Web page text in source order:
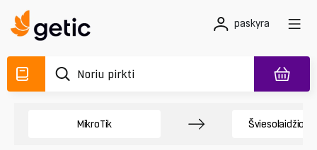
paskyra
MikroTik Šviesolaidžio